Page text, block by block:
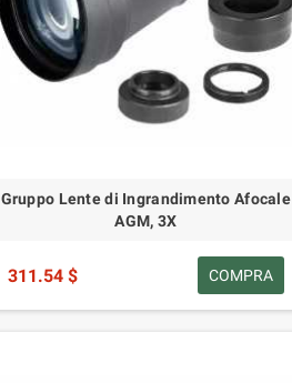
Gruppo Lente di Ingrandimento Afocale
AGM, 3X
311.54 $ COMPRA